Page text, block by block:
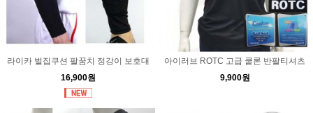
라이카 벌집쿠션 팔꿈치 정강이 보호대
16,900원
아이러브 ROTC 고급 쿨론 반팔티셔츠
9,900원